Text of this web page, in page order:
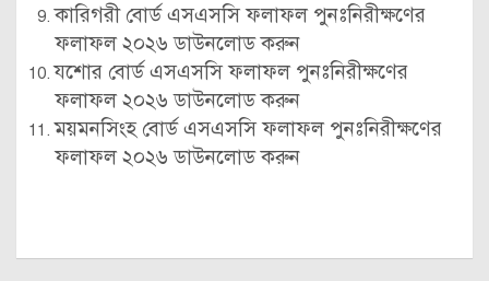
কারিগরী বোর্ড এসএসসি ফলাফল পুনঃনিরীক্ষণের
ফলাফল ২০২৬ ডাউনলোড করুন
যশোর বোর্ড এসএসসি ফলাফল পুনঃনিরীক্ষণের
ফলাফল ২০২৬ ডাউনলোড করুন
ময়মনসিংহ বোর্ড এসএসসি ফলাফল পুনঃনিরীক্ষণের
ফলাফল ২০২৬ ডাউনলোড করুন